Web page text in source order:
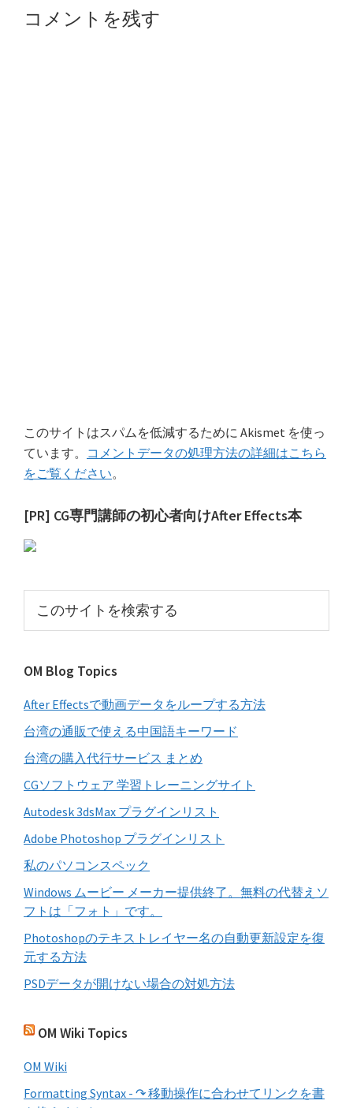
Reader
コメントを残す
このサイトはスパムを低減するために Akismet を使っ
ています。 コメントデータの処理方法の詳細はこちら
をご覧ください。
最
初
サ
イ
バ
ー
[PR] CG専門講師の初心者向けAfter Effects本
ト
検
索
す
る
OM Blog Topics
After Effectsで動画データをループする方法
台湾の通販で使える中国語キーワード
台湾の購入代行サービス まとめ
CGソフトウェア 学習トレーニングサイト
Autodesk 3dsMax プラグインリスト
Adobe Photoshop プラグインリスト
私のパソコンスペック
Windows ムービー メーカー提供終了。無料の代替えソ
フトは「フォト」です。
Photoshopのテキストレイヤー名の自動更新設定を復
元する方法
PSDデータが開けない場合の対処方法
OM Wiki Topics
OM Wiki
Formatting Syntax - ↷ 移動操作に合わせてリンクを書